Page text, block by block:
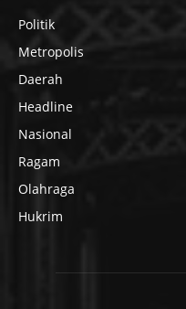
Politik
Metropolis
Daerah
Headline
Nasional
Ragam
Olahraga
Hukrim